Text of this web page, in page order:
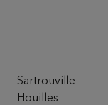
Sartrouville
Houilles